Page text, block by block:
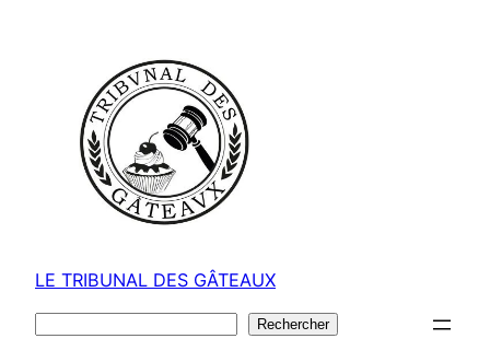
LE TRIBUNAL DES GÂTEAUX
Rechercher